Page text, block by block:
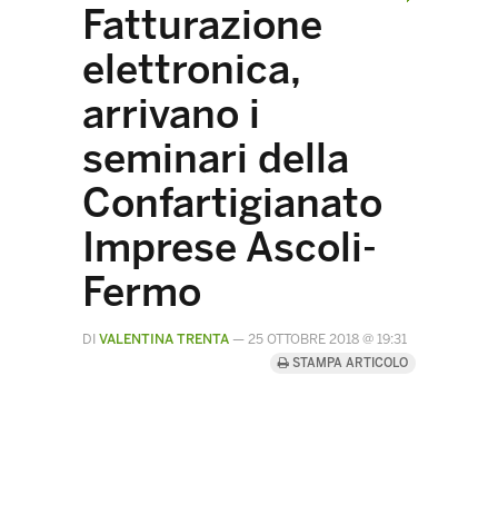
Fatturazione
elettronica,
arrivano i
seminari della
Confartigianato
Imprese Ascoli-
Fermo
DI VALENTINA TRENTA — 25 OTTOBRE 2018 @ 19:31
STAMPA ARTICOLO